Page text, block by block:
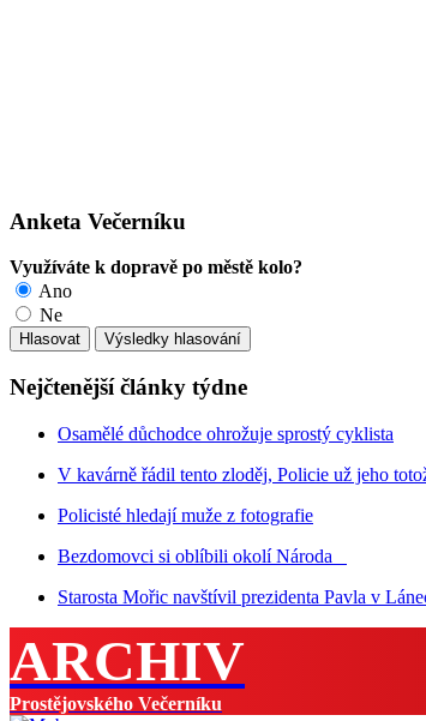
Anketa Večerníku
Využíváte k dopravě po městě kolo?
Ano
Ne
Nejčtenější články týdne
Osamělé důchodce ohrožuje sprostý cyklista
V kavárně řádil tento zloděj, Policie už jeho
Policisté hledají muže z fotografie
Bezdomovci si oblíbili okolí Národa
Starosta Mořic navštívil prezidenta Pavla v
ARCHIV
Prostějovského Večerníku